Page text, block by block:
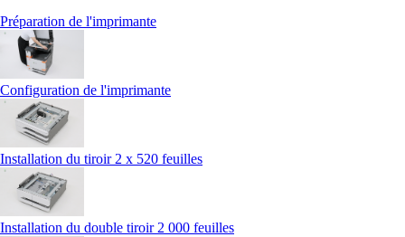
Préparation de l'imprimante
Configuration de l'imprimante
Installation du tiroir 2 x 520 feuilles
Installation du double tiroir 2 000 feuilles